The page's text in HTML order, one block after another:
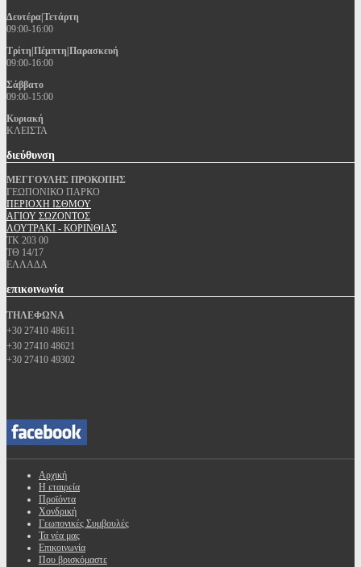
Δευτέρα|Τετάρτη
09:00-16:00
Τρίτη|Πέμπτη|Παρασκευή
09:00-16:00
Σάββατο
09:00-15:00
Κυριακή
ΚΛΕΙΣΤΑ
διεύθυνση
ΜΕΓΓΟΥΛΗΣ ΠΡΟΚΟΠΗΣ
ΓΕΩΠΟΝΙΚΟ ΠΑΡΚΟ
ΠΕΡΙΟΧΗ ΙΣΘΜΟΥ
ΑΓΙΟΥ ΣΩΖΟΝΤΟΣ
ΛΟΥΤΡΑΚΙ - ΚΟΡΙΝΘΙΑΣ
ΤΚ 203 00
ΤΘ 14/17
ΕΛΛΑΔΑ
επικοινωνία
ΤΗΛΕΦΩΝΑ
+30 27410 48611
+30 27410 48621
+30 27410 49302
Αρχική
Η εταιρεία
Προϊόντα
Χονδρική
Γεωπονικές Συμβουλές
Τα νέα μας
Επικοινωνία
Που βρισκόμαστε